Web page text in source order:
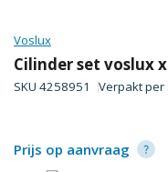
Voslux
Cilinder set voslux
SKU 4258951 Verpakt per
Prijs op aanvraag